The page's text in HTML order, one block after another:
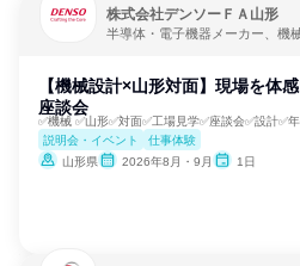
株式会社デンソーＦＡ山形
半導体・電子機器メーカー、機
【機械設計×山形対面】現場を体
座談会
✅機械 ✅山形✅対面✅工場見学✅座談会✅設計✅
説明会・イベント
仕事体験
山形県
2026年8月・9月 1日